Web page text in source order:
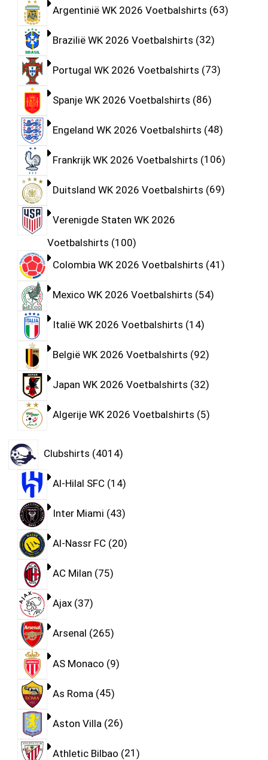
Argentinië WK 2026 Voetbalshirts 63
Brazilië WK 2026 Voetbalshirts 32
Portugal WK 2026 Voetbalshirts 73
Spanje WK 2026 Voetbalshirts 86
Engeland WK 2026 Voetbalshirts 48
Frankrijk WK 2026 Voetbalshirts 106
Duitsland WK 2026 Voetbalshirts 69
Verenigde Staten WK 2026
Voetbalshirts 100
Colombia WK 2026 Voetbalshirts 41
Mexico WK 2026 Voetbalshirts 54
Italië WK 2026 Voetbalshirts 14
België WK 2026 Voetbalshirts 92
Japan WK 2026 Voetbalshirts 32
Algerije WK 2026 Voetbalshirts 5
Clubshirts 4014
Al-Hilal SFC 14
Inter Miami 43
Al-Nassr FC 20
AC Milan 75
Ajax 37
Arsenal 265
AS Monaco 9
As Roma 45
Aston Villa 26
Athletic Bilbao 21